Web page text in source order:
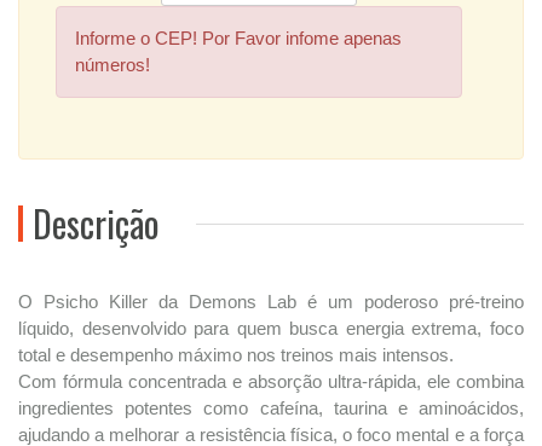
Informe o CEP! Por Favor infome apenas
números!
Descrição
O Psicho Killer da Demons Lab é um poderoso pré-treino
líquido, desenvolvido para quem busca energia extrema, foco
total e desempenho máximo nos treinos mais intensos.
Com fórmula concentrada e absorção ultra-rápida, ele combina
ingredientes potentes como cafeína, taurina e aminoácidos,
ajudando a melhorar a resistência física, o foco mental e a força